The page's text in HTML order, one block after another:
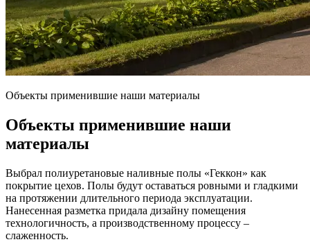
Объекты применившие наши материалы
Объекты применившие наши
материалы
Выбрал полиуретановые наливные полы «Геккон» как
покрытие цехов. Полы будут оставаться ровными и гладкими
на протяжении длительного периода эксплуатации.
Нанесенная разметка придала дизайну помещения
технологичность, а производственному процессу –
слаженность.